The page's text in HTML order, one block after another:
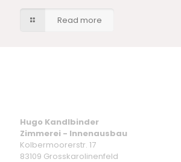
Read more
Hugo Kandlbinder
Zimmerei - Innenausbau
Kolbermoorerstr. 17
83109 Grosskarolinenfeld